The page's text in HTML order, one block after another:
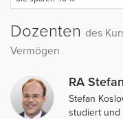
Dozenten des
Vermögen
RA
Stefan
studiert und